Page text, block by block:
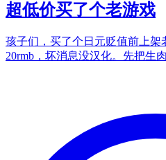
超低价买了个老游戏
孩子们，买了个日元贬值前上架
20rmb，坏消息没汉化。先把生